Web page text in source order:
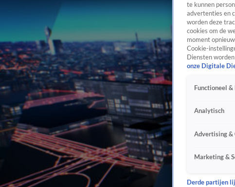
te kunnen
advertenties en
worden deze
cookies om de
moment
Cookie-
Diensten
onze Digitale
Functioneel &
Analytisch
Advertising &
Marketing &
Derde partijen